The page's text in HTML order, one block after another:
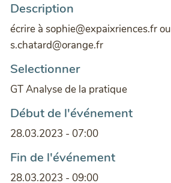
Description
écrire à sophie@expaixriences.fr ou
s.chatard@orange.fr
Selectionner
GT Analyse de la pratique
Début de l'événement
28.03.2023 - 07:00
Fin de l'événement
28.03.2023 - 09:00